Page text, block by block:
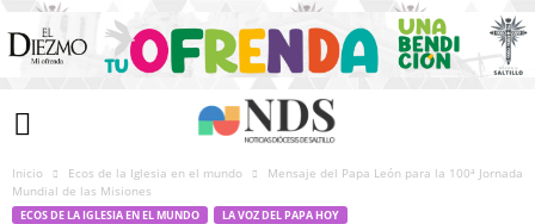
Inicio Ecos de la Iglesia en el mundo
Mensaje del Papa León para la 100ª Jornada
Mundial de las Misiones
ECOS DE LA IGLESIA EN EL MUNDO LA VOZ DEL PAPA HOY